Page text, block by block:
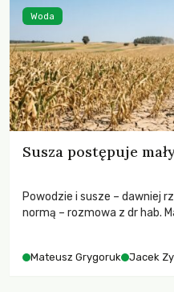
Susza postępuje
Powodzie i susze – dawniej
normą – rozmowa z dr hab.
Mateusz Grygoruk Jacek
Woda